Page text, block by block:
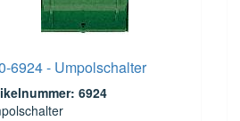
6924 - Umpolschalter
6924